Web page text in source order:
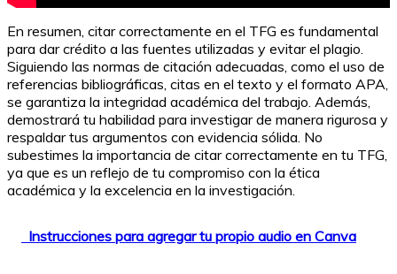
En resumen, citar correctamente en el TFG es fundamental
para dar crédito a las fuentes utilizadas y evitar el plagio.
Siguiendo las normas de citación adecuadas, como el uso de
referencias bibliográficas, citas en el texto y el formato APA,
se garantiza la integridad académica del trabajo. Además,
demostrará tu habilidad para investigar de manera rigurosa y
respaldar tus argumentos con evidencia sólida. No
subestimes la importancia de citar correctamente en tu TFG,
ya que es un reflejo de tu compromiso con la ética
académica y la excelencia en la investigación.
Instrucciones para agregar tu propio audio en Canva